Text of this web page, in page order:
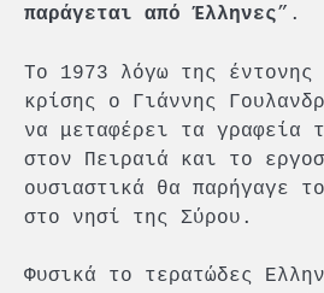
παράγεται από Έλληνες”.
Το 1973 λόγω της έντονης
κρίσης ο Γιάννης
να μεταφέρει τα γραφεία
στον Πειραιά και το
ουσιαστικά θα παρήγαγε
στο νησί της Σύρου.
Φυσικά το τερατώδες